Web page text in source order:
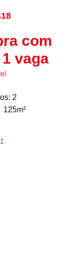
com
vaga
2
125m²